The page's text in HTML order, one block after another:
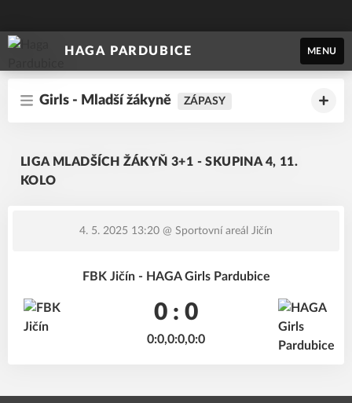
HAGA PARDUBICE MENU
Girls - Mladší žákyně ZÁPASY
LIGA MLADŠÍCH ŽÁKYŇ 3+1 - SKUPINA 4, 11.
KOLO
4. 5. 2025 13:20 @ Sportovní areál Jičín
FBK Jičín - HAGA Girls Pardubice
0 : 0
0:0,0:0,0:0